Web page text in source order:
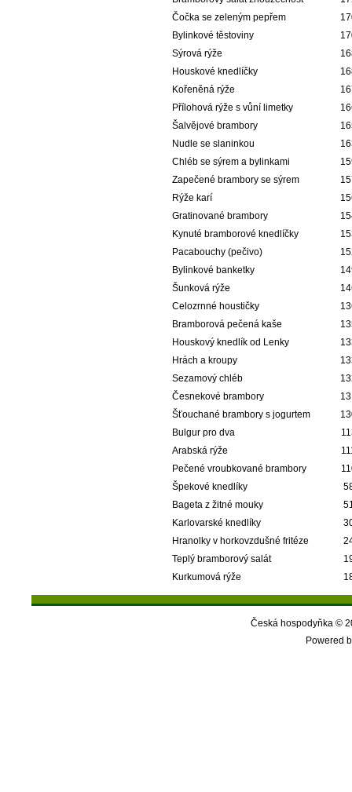
Čočka se zeleným pepřem
Bylinkové těstoviny
Sýrová rýže
Houskové knedlíčky
Kořeněná rýže
Přílohová rýže s vůní limetky
Šalvějové brambory
Nudle se slaninkou
Chléb se sýrem a bylinkami
Zapečené brambory se sýrem
Rýže karí
Gratinované brambory
Kynuté bramborové knedlíčky
Pacabouchy (pečivo)
Bylinkové banketky
Šunková rýže
Celozrnné houstičky
Bramborová pečená kaše
Houskový knedlík od Lenky
Hrách a kroupy
Sezamový chléb
Česnekové brambory
Šťouchané brambory s jogurtem
Bulgur pro dva
Arabská rýže
Pečené vroubkované brambory
Špekové knedlíky
Bageta z žitné mouky
Karlovarské knedlíky
Hranolky v horkovzdušné fritéze
Teplý bramborový salát
Kurkumová rýže
Česká hospodyňka ©
Powered